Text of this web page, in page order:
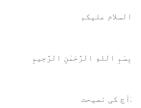
السلام عليكم
بِسْمِ اللهِ الرَّحْمٰنِ الرَّحِيمِ
:آج کی نصیحت